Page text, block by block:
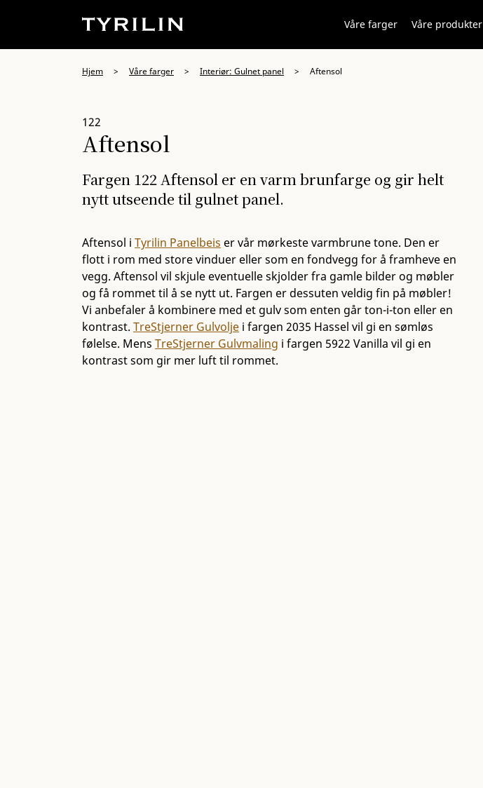
Våre farger Våre produkter
Hjem > Våre farger > Interiør: Gulnet panel > Aftensol
122
Aftensol
Fargen 122 Aftensol er en varm brunfarge og gir helt
nytt utseende til gulnet panel.
Aftensol i Tyrilin Panelbeis er vår mørkeste varmbrune tone. Den er
flott i rom med store vinduer eller som en fondvegg for å framheve en
vegg. Aftensol vil skjule eventuelle skjolder fra gamle bilder og møbler
og få rommet til å se nytt ut. Fargen er dessuten veldig fin på møbler!
Vi anbefaler å kombinere med et gulv som enten går ton-i-ton eller en
kontrast. TreStjerner Gulvolje i fargen 2035 Hassel vil gi en sømløs
følelse. Mens TreStjerner Gulvmaling i fargen 5922 Vanilla vil gi en
kontrast som gir mer luft til rommet.